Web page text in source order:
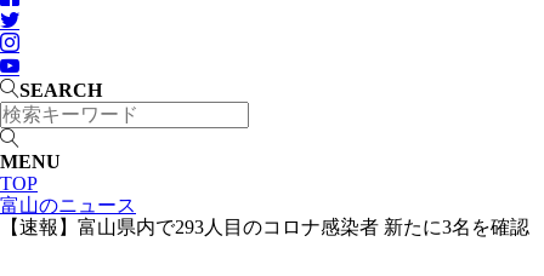
SEARCH
MENU
TOP
富山のニュース
【速報】富山県内で293人目のコロナ感染者 新たに3名を確認